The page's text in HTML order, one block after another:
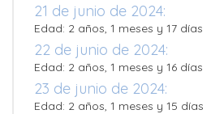
21 de junio de 2024:
Edad: 2 años, 1 meses y 17 días
22 de junio de 2024:
Edad: 2 años, 1 meses y 16 días
23 de junio de 2024:
Edad: 2 años, 1 meses y 15 días